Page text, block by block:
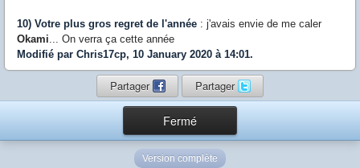
10) Votre plus gros regret de l'année : j'avais envie de me caler
Okami ... On verra ça cette année
Modifié par Chris17cp, 10 January 2020 à 14:01.
Partager Partager
Fermé
Version complète